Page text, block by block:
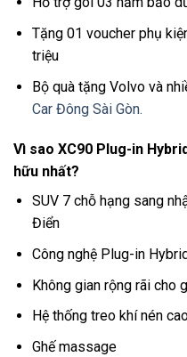
Tặng 01 voucher phụ
triệu
Bộ quà tặng Volvo và
Car Đông Sài Gòn.
Vì sao XC90 Plug-in
hữu nhất?
SUV 7 chỗ hạng sang
Điển
Công nghệ Plug-in
Không gian rộng rãi cho
Hệ thống treo khí nén
Ghế massage